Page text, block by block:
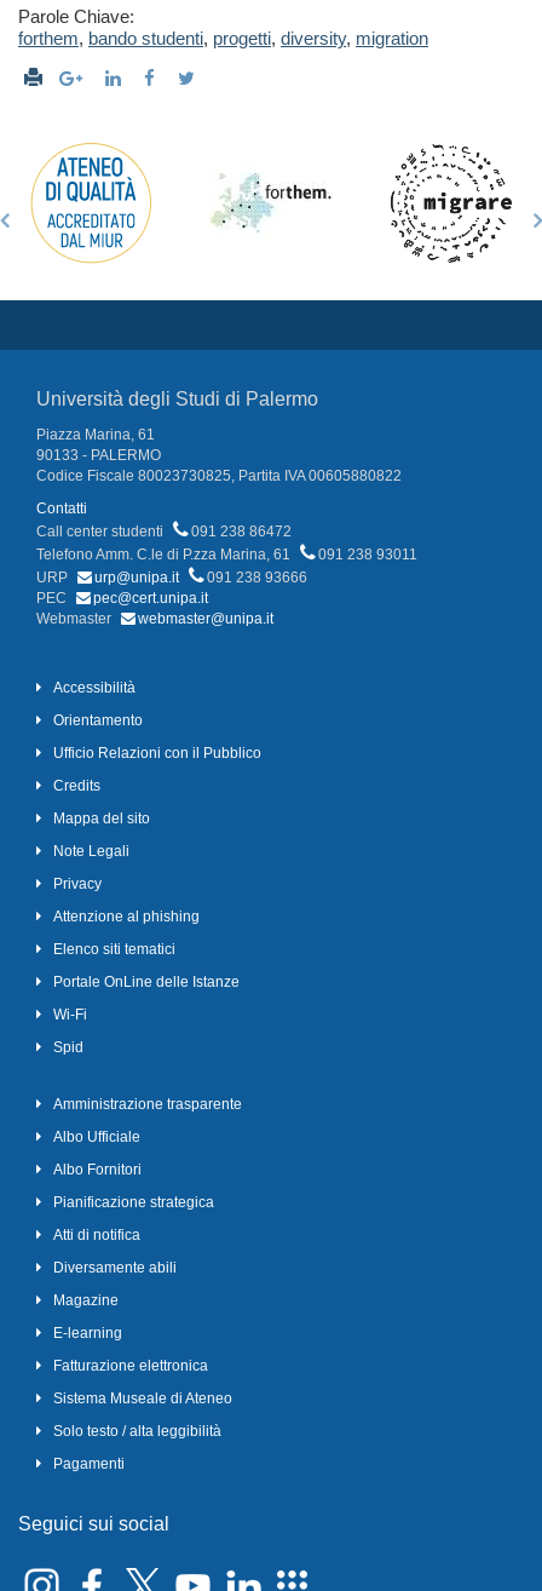
Parole Chiave:
forthem, bando studenti, progetti, diversity, migration
Università degli Studi di Palermo
Piazza Marina, 61
90133 - PALERMO
Codice Fiscale 80023730825, Partita IVA 00605880822
Contatti
Call center studenti
091 238 86472
Telefono Amm. C.le di P.zza Marina, 61
091 238 93011
URP
urp@unipa.it
091 238 93666
PEC
pec@cert.unipa.it
Webmaster
webmaster@unipa.it
Accessibilità
Orientamento
Ufficio Relazioni con il Pubblico
Credits
Mappa del sito
Note Legali
Privacy
Attenzione al phishing
Elenco siti tematici
Portale OnLine delle Istanze
Wi-Fi
Spid
Amministrazione trasparente
Albo Ufficiale
Albo Fornitori
Pianificazione strategica
Atti di notifica
Diversamente abili
Magazine
E-learning
Fatturazione elettronica
Sistema Museale di Ateneo
Solo testo / alta leggibilità
Pagamenti
Seguici sui social